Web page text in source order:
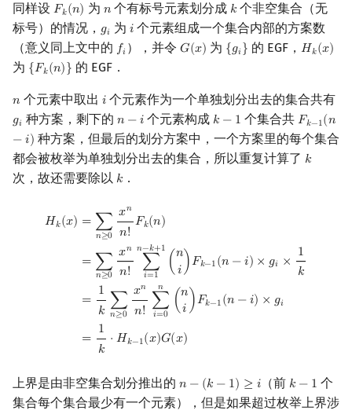
同样设 𝐹𝑘(𝑛)
Fk(n) 为 𝑛
n 个有标号元素划分成 𝑘
k 个非空集合（无
标号）的情况， 𝑔𝑖
gi 为 𝑖
i 个元素组成一个集合内部的方案数
（意义同上文中的 𝑓𝑖
f ），并令𝐺(𝑥)
G(x) 为 {𝑔𝑖}
{gi} 的 EGF，𝐻𝑘(𝑥)
Hk(x)
为 {𝐹𝑘(𝑛)}
{Fk(n)} 的 EGF．
𝑛
n 个元素中取出 𝑖
i 个元素作为一个单独划分出去的集合共有
𝑔𝑖
gi 种方案，剩下的 𝑛 −𝑖
n−i 个元素构成 𝑘 − 1
k−1 个集合共𝐹𝑘−1(𝑛
−𝑖)
Fk−1(n−
种方案，但最后的划分方案中，一个方案里的每个集合
都会被枚举为单独划分出去的集合，所以重复计算了 𝑘
k
次，故还需要除以 𝑘
k ．
𝐻𝑘(𝑥) = ∑
𝑛≥0
𝑥𝑛
𝑛!
𝐹𝑘(𝑛)
= ∑
𝑛≥0
𝑥𝑛
𝑛!
𝑛−𝑘+1
∑
𝑖=1
( 𝑛
𝑖 )𝐹𝑘−1(𝑛 −𝑖) × 𝑔𝑖 ×
1
𝑘
=
1
𝑘
∑
𝑛≥0
𝑥𝑛
𝑛!
𝑛
∑
𝑖=0
(𝑛
𝑖 )𝐹𝑘−1(𝑛 −𝑖) × 𝑔𝑖
=
1
𝑘
⋅ 𝐻𝑘−1(𝑥)𝐺(𝑥)
!Fk( n)=
上界是由非空集合划分推出的 𝑛 − (𝑘 − 1) ≥ 𝑖
n −(k −1 ≥i （前 𝑘 − 1
k−1
个
集合每个集合最少有一个元素），但是如果超过枚举上界涉